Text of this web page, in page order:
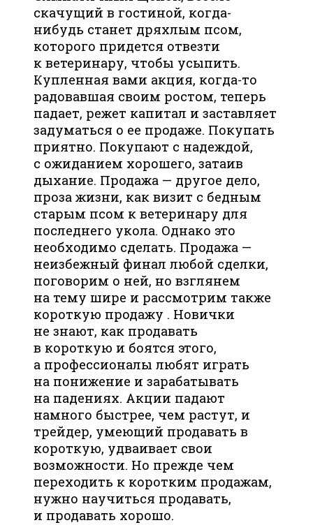
скачущий в гостиной, когда-
нибудь станет дряхлым псом,
которого придется отвезти
к ветеринару, чтобы усыпить.
Купленная вами акция, когда-то
радовавшая своим ростом, теперь
падает, режет капитал и заставляет
задуматься о ее продаже. Покупать
приятно. Покупают с надеждой,
с ожиданием хорошего, затаив
дыхание. Продажа — другое дело,
проза жизни, как визит с бедным
старым псом к ветеринару для
последнего укола. Однако это
необходимо сделать. Продажа —
неизбежный финал любой сделки,
поговорим о ней, но взглянем
на тему шире и рассмотрим также
короткую продажу . Новички
не знают, как продавать
в короткую и боятся этого,
а профессионалы любят играть
на понижение и зарабатывать
на падениях. Акции падают
намного быстрее, чем растут, и
трейдер, умеющий продавать в
короткую, удваивает свои
возможности. Но прежде чем
переходить к коротким продажам,
нужно научиться продавать,
и продавать хорошо.